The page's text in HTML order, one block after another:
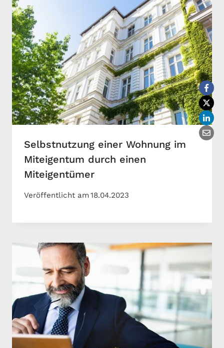
Selbstnutzung einer Wohnung im
Miteigentum durch einen
Miteigentümer
Veröffentlicht am18.04.2023